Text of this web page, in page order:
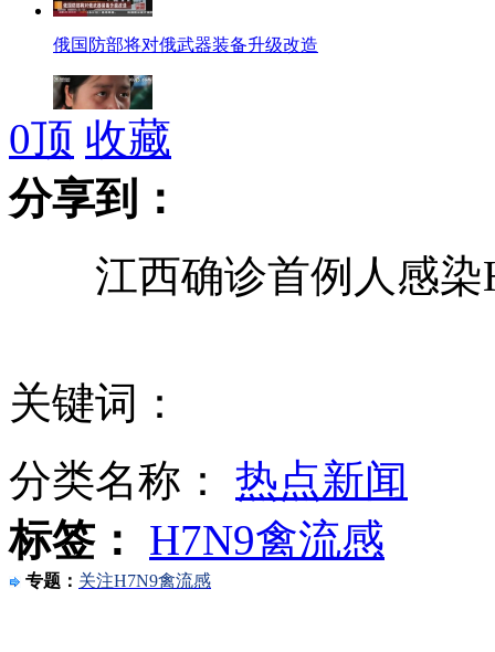
俄国防部将对俄武器装备升级改造
实拍：震后第一课
百款新车亮相上海车展 新能源车“绿动”车展
电视直播被问"你幸福吗" 普京答:这是个哲学问题
浙江嘉兴病死猪再现 随意抛弃臭气熏天
0顶 收藏
分享到：
江西确诊首例人感染
关键词：
分类名称： 热点新闻
标签：
H7N9禽流感
专题： 关注H7N9禽流感